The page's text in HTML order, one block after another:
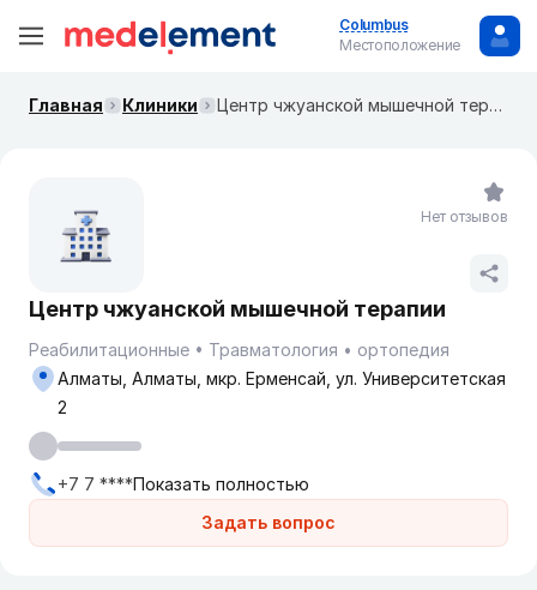
Columbus
Местоположение
Главная Клиники Центр чжуанской мышечной терапии
Центр чжуанской мышечной терапии
Реабилитационные Травматология ортопедия
Задать вопрос
Алматы, Алматы, мкр. Ерменсай, ул. Университетская
2
+7 7 ****Показать полностью
Нет отзывов